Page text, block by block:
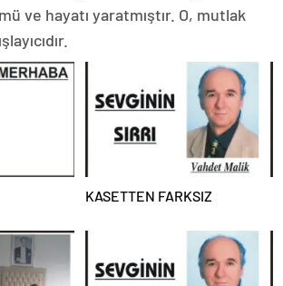
ve hayatı yaratmıştır. O, mutlak
KASETTEN FARKSIZ